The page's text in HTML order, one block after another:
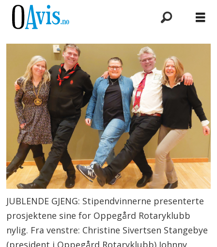
JUBLENDE GJENG: Stipendvinnerne presenterte
prosjektene sine for Oppegård Rotaryklubb
nylig. Fra venstre: Christine Sivertsen Stangebye